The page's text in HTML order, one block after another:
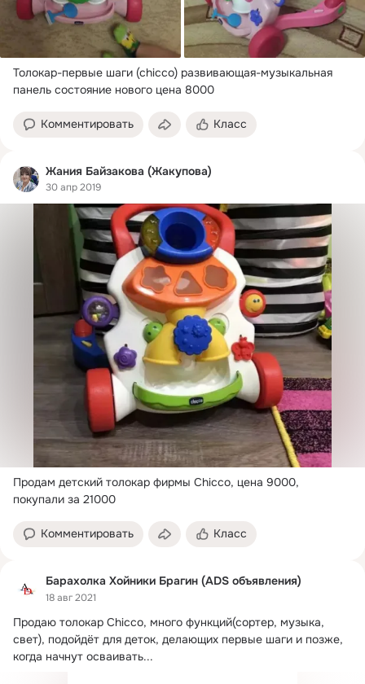
Толокар-первые шаги (chicco) развивающая-музыкальная
панель состояние нового цена 8000
Комментировать Класс
Жания Байзакова (Жакупова)
30 апр 2019
Продам детский толокар фирмы Chicco, цена 9000,
покупали за 21000
Комментировать Класс
Барахолка Хойники Брагин (ADS объявления)
18 авг 2021
Продаю толокар Chicco, много функций(сортер, музыка,
свет), подойдёт для деток, делающих первые шаги и позже,
когда начнут осваивать...